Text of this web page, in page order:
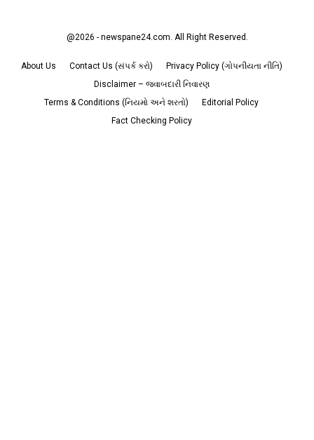
@2026 - newspane24.com. All Right Reserved.
About Us Contact Us (સંપર્ક કરો)
Privacy Policy (ગોપનીયતા નીતિ)
Disclaimer – જવાબદારી નિવારણ
Terms & Conditions (નિયમો અને શરતો)
Editorial Policy
Fact Checking Policy